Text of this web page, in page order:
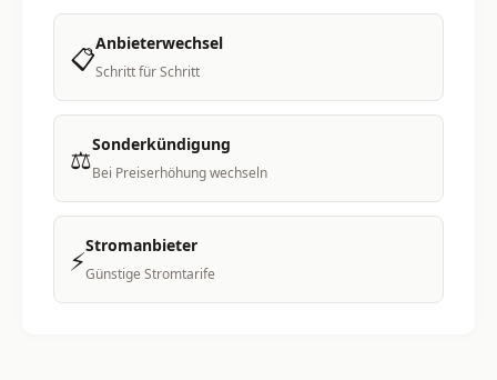
📋Anbieterwechsel
Schritt für Schritt
⚖️Sonderkündigung
Bei Preiserhöhung wechseln
⚡Stromanbieter
Günstige Stromtarife